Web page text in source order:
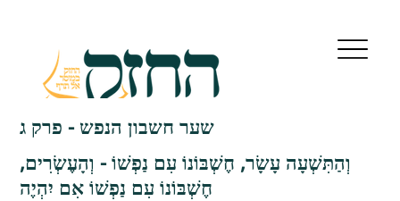
שער חשבון הנפש - פרק ג
וְהַתִּשְׁעָה עָשָׂר, חֶשְׁבּוֹנוֹ עִם נַפְשׁוֹ - וְהָעֶשְׂרִים,
חֶשְׁבּוֹנוֹ עִם נַפְשׁוֹ אִם יִהְיֶה